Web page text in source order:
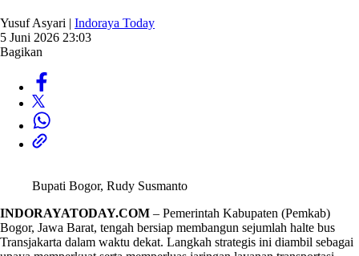
Yusuf Asyari | Indoraya Today
5 Juni 2026 23:03
Bagikan
Bupati Bogor, Rudy Susmanto
INDORAYATODAY.COM – Pemerintah Kabupaten (Pemkab)
Bogor, Jawa Barat, tengah bersiap membangun sejumlah halte bus
Transjakarta dalam waktu dekat. Langkah strategis ini diambil sebagai